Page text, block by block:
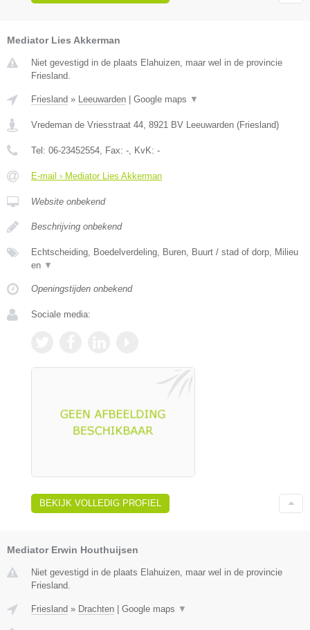
Mediator Lies Akkerman
Niet gevestigd in de plaats Elahuizen, maar wel in de provincie
Friesland.
Friesland » Leeuwarden Google maps ▼
Vredeman de Vriesstraat 44, 8921 BV Leeuwarden (Friesland)
Tel: 06-23452554, Fax: -, KvK: -
E-mail › Mediator Lies Akkerman
Website onbekend
Beschrijving onbekend
Echtscheiding, Boedelverdeling, Buren, Buurt / stad of dorp, Milieu
en ▼
Openingstijden onbekend
Sociale media:
BEKIJK VOLLEDIG PROFIEL
Mediator Erwin Houthuijsen
Niet gevestigd in de plaats Elahuizen, maar wel in de provincie
Friesland.
Friesland » Drachten Google maps ▼